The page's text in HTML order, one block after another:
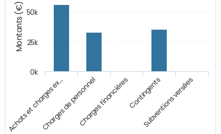
Montants (€)
Achats et charges ex…Charges de personnelCharges financièresContingents
Subventions versées
0k
50k
25k